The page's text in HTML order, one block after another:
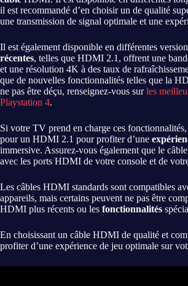
il est recommandé d’en choisir un de qualité
une transmission de signal optimale et une
Il est également disponible en différentes
récentes, telles que HDMI 2.1, offrent une
et une résolution 4K à des taux de
que de nouvelles fonctionnalités telles que la
ne pas être déçu, renseignez-vous surles
Playstation 4.
Si votre TV prend en charge ces
pour un HDMI 2.1 pour profiter d’une
immersive. Assurez-vous également que le
avec les ports HDMI de votre console et de
Les câbles HDMI standards sont compatibles
appareils, mais certains peuvent ne pas être
HDMI plus récents ou les fonctionnalités
En choisissant un câble HDMI de qualité et
profiter d’une expérience de jeu optimale sur